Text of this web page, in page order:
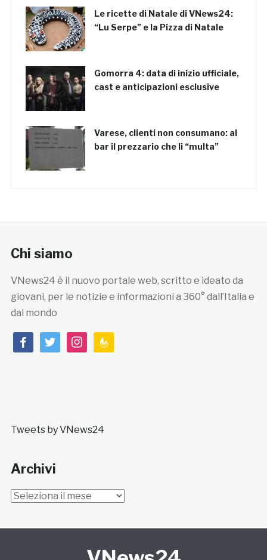
Le ricette di Natale di VNews24:
“Lu Serpe” e la Pizza di Natale
Gomorra 4: data di inizio ufficiale,
cast e anticipazioni esclusive
Varese, clienti non consumano: al
bar il prezzario che li “multa”
Chi siamo
VNews24 è il nuovo portale web, scritto e ideato da
giovani, per le notizie e informazioni a 360° dall’Italia e
dal mondo
facebooktwitterinstagramfeedburner
Tweets by VNews24
Archivi
Archivi